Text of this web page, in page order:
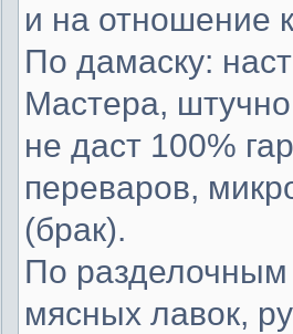
и на отношение
По дамаску:
Мастера,
не даст 100%
переваров,
(брак).
По разделочным
мясных лавок,